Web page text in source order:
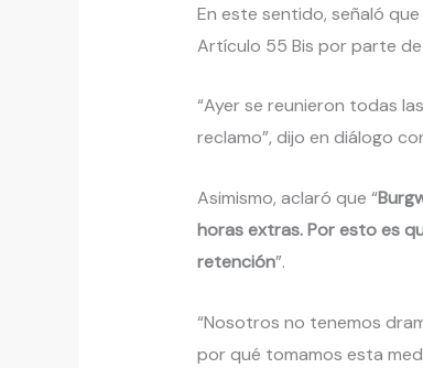
En este sentido, señaló
Artículo 55 Bis por parte de
“Ayer se reunieron todas
reclamo”, dijo en diálogo
Asimismo, aclaró que “
horas extras. Por esto es
retención”.
“Nosotros no tenemos
por qué tomamos esta